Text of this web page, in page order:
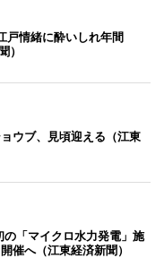
戸情緒に酔いしれ年間
）
ウブ、見頃迎える（江東
「マイクロ水力発電」施
催へ（江東経済新聞）